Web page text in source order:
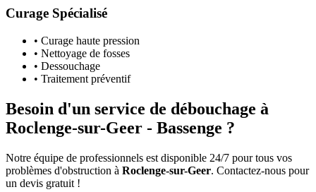
Curage Spécialisé
• Curage haute pression
• Nettoyage de fosses
• Dessouchage
• Traitement préventif
Besoin d'un service de débouchage à
Roclenge-sur-Geer - Bassenge ?
Notre équipe de professionnels est disponible 24/7 pour tous vos
problèmes d'obstruction à Roclenge-sur-Geer. Contactez-nous pour
un devis gratuit !